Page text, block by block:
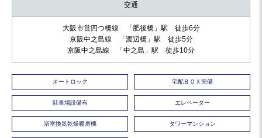
交通
大阪市営四つ橋線 「肥後橋」駅 徒歩6分
京阪中之島線 「渡辺橋」駅 徒歩5分
京阪中之島線 「中之島」駅 徒歩10分
オートロック 宅配ＢＯＸ完備
駐車場設備有 エレベーター
浴室換気乾燥暖房機 タワーマンション